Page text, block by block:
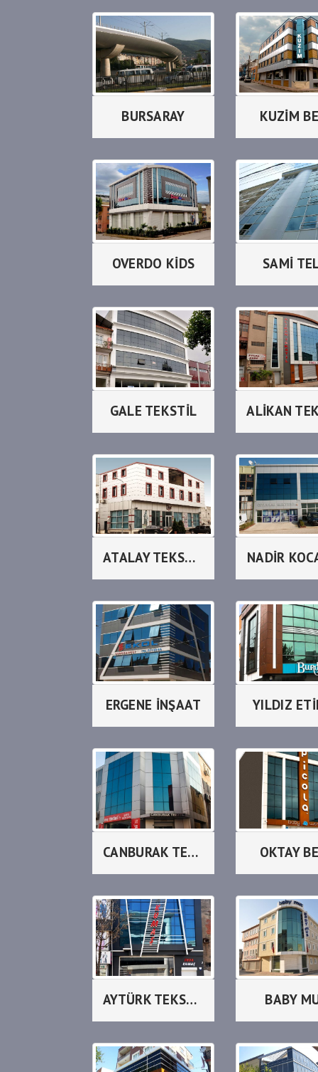
BURSARAY KUZİM
OVERDO KİDS SAMİ
GALE TEKSTİL ALİKAN
ATALAY TEKSTİL_LİLAX NADİR
ERGENE İNŞAAT YILDIZ
CANBURAK TEKSTİL OKTAY
AYTÜRK TEKSTİL BABY